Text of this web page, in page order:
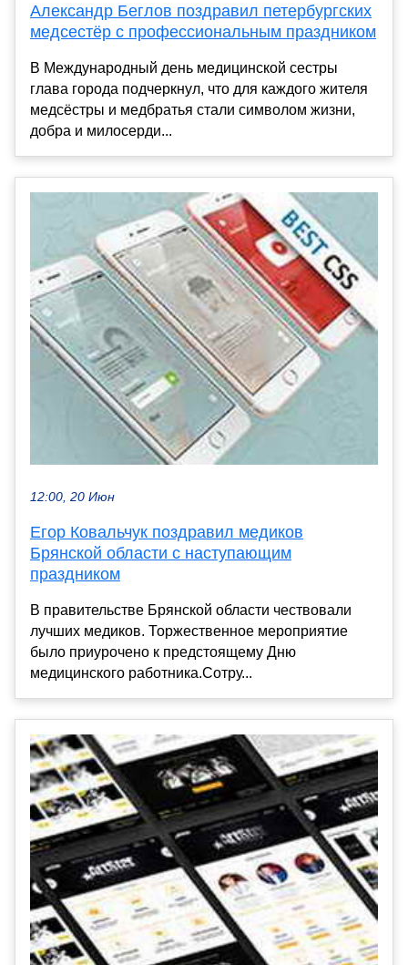
Александр Беглов поздравил петербургских
медсестёр с профессиональным праздником
В Международный день медицинской сестры
глава города подчеркнул, что для каждого жителя
медсёстры и медбратья стали символом жизни,
добра и милосерди...
12:00, 20 Июн
Егор Ковальчук поздравил медиков
Брянской области с наступающим
праздником
В правительстве Брянской области чествовали
лучших медиков. Торжественное мероприятие
было приурочено к предстоящему Дню
медицинского работника.Сотру...